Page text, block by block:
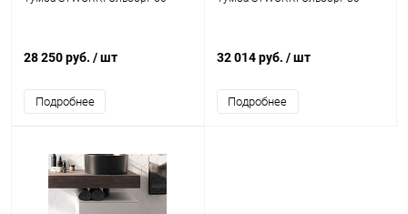
28 250 руб. / шт
Подробнее
32 014 руб. / шт
Подробнее